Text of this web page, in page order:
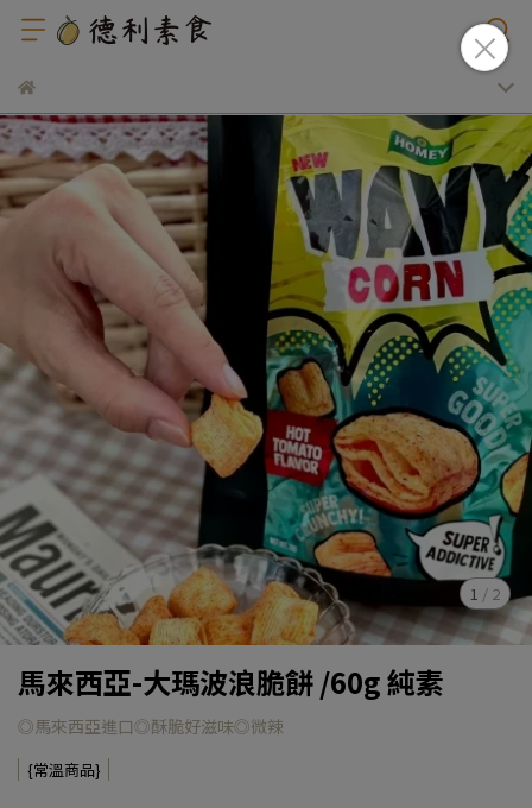
1 / 2
馬來西亞-大瑪波浪脆餅 /60g 純素
◎馬來西亞進口◎酥脆好滋味◎微辣
{常溫商品}